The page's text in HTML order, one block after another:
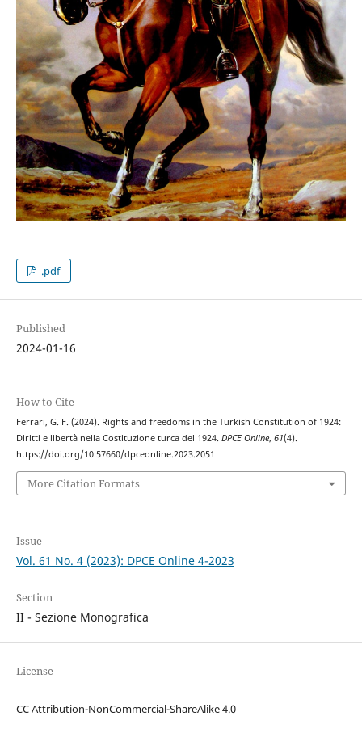
.pdf
Published
2024-01-16
How to Cite
Ferrari, G. F. (2024). Rights and freedoms in the Turkish Constitution of 1924:
Diritti e libertà nella Costituzione turca del 1924. DPCE Online, 61(4).
https://doi.org/10.57660/dpceonline.2023.2051
More Citation Formats
Issue
Vol. 61 No. 4 (2023): DPCE Online 4-2023
Section
II - Sezione Monografica
License
CC Attribution-NonCommercial-ShareAlike 4.0